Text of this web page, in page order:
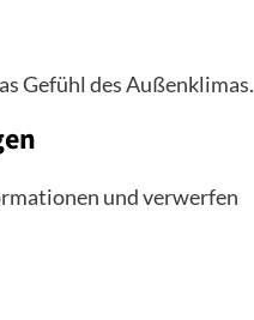
Gefühl des Außenklimas.
und verwerfen